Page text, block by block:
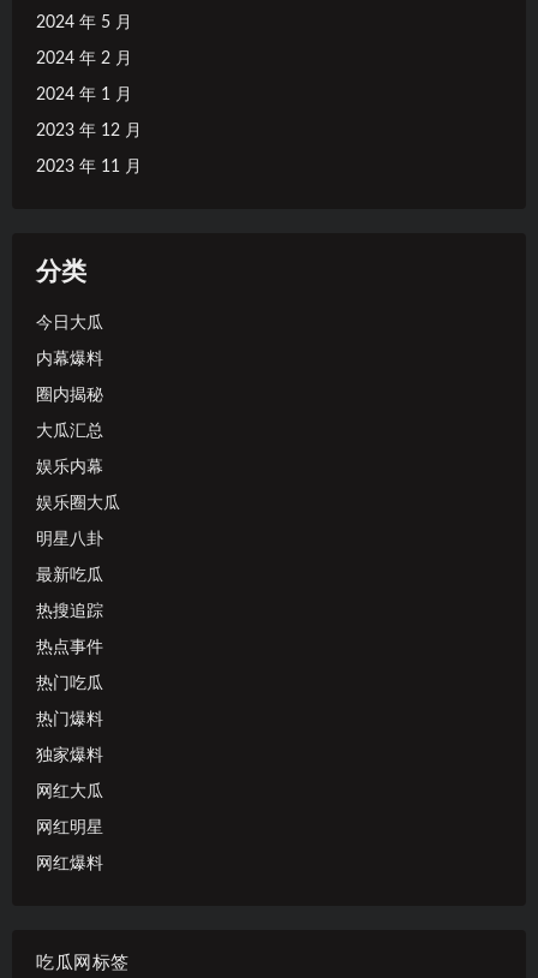
2024 年 5 月
2024 年 2 月
2024 年 1 月
2023 年 12 月
2023 年 11 月
分类
今日大瓜
内幕爆料
圈内揭秘
大瓜汇总
娱乐内幕
娱乐圈大瓜
明星八卦
最新吃瓜
热搜追踪
热点事件
热门吃瓜
热门爆料
独家爆料
网红大瓜
网红明星
网红爆料
吃瓜网标签